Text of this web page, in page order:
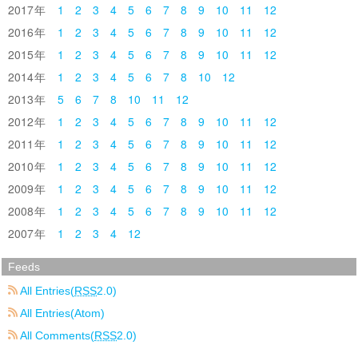
2017
1 2 3 4 5 6 7 8 9 10 11
12
2016
1 2 3 4 5 6 7 8 9 10 11
12
2015
1 2 3 4 5 6 7 8 9 10 11
12
2014
1 2 3 4 5 6 7 8 10
12
2013
5 6 7 8 10 11
12
2012
1 2 3 4 5 6 7 8 9 10 11
12
2011
1 2 3 4 5 6 7 8 9 10 11
12
2010
1 2 3 4 5 6 7 8 9 10 11
12
2009
1 2 3 4 5 6 7 8 9 10 11
12
2008
1 2 3 4 5 6 7 8 9 10 11
12
2007
1 2 3 4 12
Feeds
All Entries(RSS2.0)
All Entries(Atom)
All Comments(RSS2.0)